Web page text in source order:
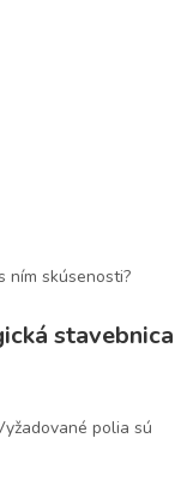
ním skúsenosti?
stavebnica
polia sú